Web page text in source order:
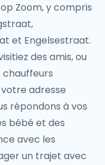
Zoom, y compris
et Engelsestraat.
des amis, ou
chauffeurs
adresse
répondons à vos
bébé et des
avec les
un trajet avec